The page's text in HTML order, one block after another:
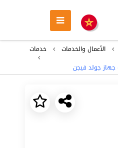
اﻷعمال والخدمات
خدمات
جهاز جولد فيجن